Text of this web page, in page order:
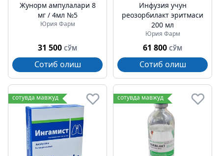
Жунорм ампулалари 8
мг / 4мл №5
Юрия Фарм
31 500 СЎМ
Сотиб олиш
Инфузия учун
реозорбилакт эритмаси
200 мл
Юрия Фарм
61 800 СЎМ
Сотиб олиш
сотувда мавжуд сотувда мавжуд